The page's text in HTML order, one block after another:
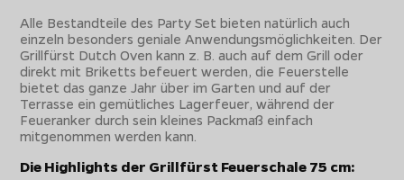
Alle Bestandteile des Party Set bieten natürlich auch
einzeln besonders geniale Anwendungsmöglichkeiten. Der
Grillfürst Dutch Oven kann z. B. auch auf dem Grill oder
direkt mit Briketts befeuert werden, die Feuerstelle
bietet das ganze Jahr über im Garten und auf der
Terrasse ein gemütliches Lagerfeuer, während der
Feueranker durch sein kleines Packmaß einfach
mitgenommen werden kann.
Die Highlights der Grillfürst Feuerschale 75 cm: